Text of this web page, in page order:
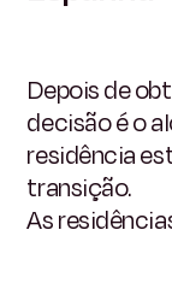
Depois de
decisão é o
residência
transição.
As